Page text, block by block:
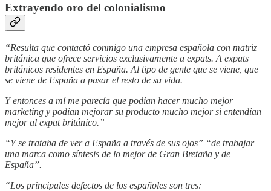
Extrayendo oro del colonialismo
“Resulta que contactó conmigo una empresa española con matriz
británica que ofrece servicios exclusivamente a expats. A expats
británicos residentes en España. Al tipo de gente que se viene, que
se viene de España a pasar el resto de su vida.
Y entonces a mí me parecía que podían hacer mucho mejor
marketing y podían mejorar su producto mucho mejor si entendían
mejor al expat británico.”
“Y se trataba de ver a España a través de sus ojos” “de trabajar
una marca como síntesis de lo mejor de Gran Bretaña y de
España”.
“Los principales defectos de los españoles son tres: